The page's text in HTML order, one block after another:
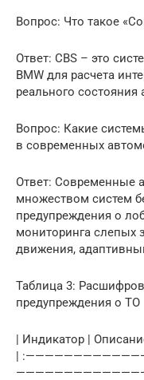
Вопрос: Что такое
Ответ: CBS – это
BMW для расчета
реального состояния
Вопрос: Какие
в современных
Ответ: Современные
множеством систем
предупреждения о
мониторинга слепых
движения,
Таблица 3:
предупреждения о ТО
| Индикатор |
|